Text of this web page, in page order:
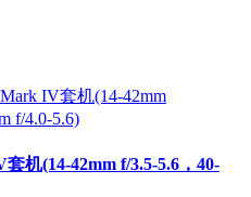
机(14-42mm f/3.5-5.6，40-